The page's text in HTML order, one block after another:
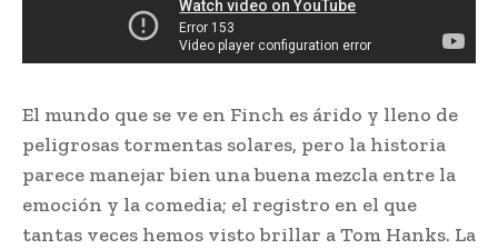
El mundo que se ve en Finch es árido y lleno de
peligrosas tormentas solares, pero la historia
parece manejar bien una buena mezcla entre la
emoción y la comedia; el registro en el que
tantas veces hemos visto brillar a Tom Hanks. La